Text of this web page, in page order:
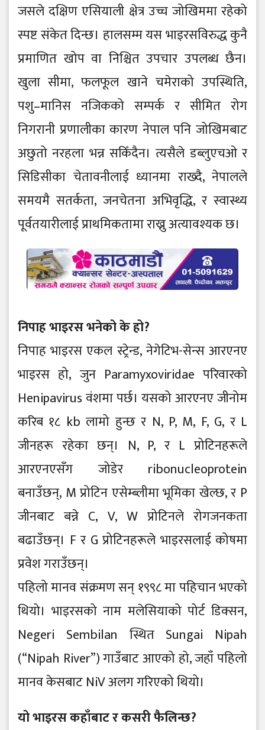
जसले दक्षिण एसियाली क्षेत्र उच्च जोखिममा रहेको
स्पष्ट संकेत दिन्छ। हालसम्म यस भाइरसविरुद्ध कुनै
प्रमाणित खोप वा निश्चित उपचार उपलब्ध छैन।
खुला सीमा, फलफूल खाने चमेराको उपस्थिति,
पशु–मानिस नजिकको सम्पर्क र सीमित रोग
निगरानी प्रणालीका कारण नेपाल पनि जोखिमबाट
अछुतो नरहला भन्न सकिँदैन। त्यसैले डब्लुएचओ र
सिडिसीका चेतावनीलाई ध्यानमा राख्दै, नेपालले
समयमै सतर्कता, जनचेतना अभिवृद्धि, र स्वास्थ्य
पूर्वतयारीलाई प्राथमिकतामा राख्नु अत्यावश्यक छ।
निपाह भाइरस भनेको के हो?
निपाह भाइरस एकल स्ट्रेन्ड, नेगेटिभ-सेन्स आरएनए
भाइरस हो, जुन Paramyxoviridae परिवारको
Henipavirus वंशमा पर्छ। यसको आरएनए जीनोम
करिब १८ kb लामो हुन्छ र N, P, M, F, G, र L
जीनहरू रहेका छन्। N, P, र L प्रोटिनहरूले
आरएनएसँग जोडेर ribonucleoprotein
बनाउँछन्, M प्रोटिन एसेम्ब्लीमा भूमिका खेल्छ, र P
जीनबाट बन्ने C, V, W प्रोटिनले रोगजनकता
बढाउँछन्। F र G प्रोटिनहरूले भाइरसलाई कोषमा
प्रवेश गराउँछन्।
पहिलो मानव संक्रमण सन् १९९८ मा पहिचान भएको
थियो। भाइरसको नाम मलेसियाको पोर्ट डिक्सन,
Negeri Sembilan स्थित Sungai Nipah
(“Nipah River”) गाउँबाट आएको हो, जहाँ पहिलो
मानव केसबाट NiV अलग गरिएको थियो।
यो भाइरस कहाँबाट र कसरी फैलिन्छ?